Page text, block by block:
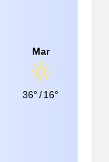
Mar
36°/16°